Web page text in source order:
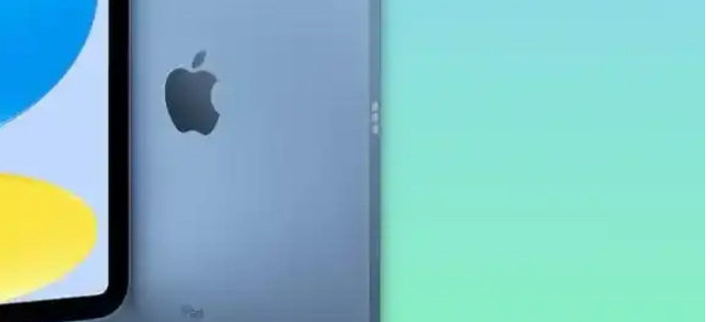
Özellikleri
sunar. Profesyonel ve eğlence amaçlı ideal bir tablet deneyimi sağlar.
sağlar. Kolay uygulama ve göz yorgunluğunu azaltıcı özellikleriyle ekran korumasında yeni
Deneyimleri
ve iyi koruma özellikleriyle öne çıkar.